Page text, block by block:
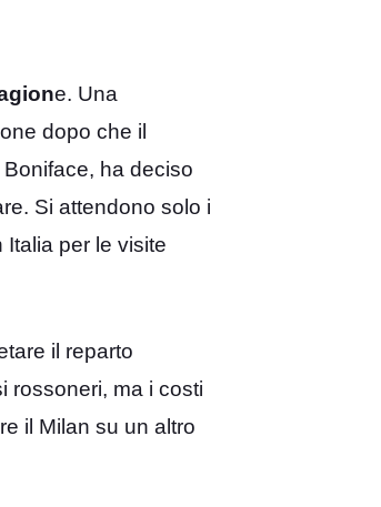
e. Una
dopo che il
ha deciso
Si attendono solo i
per le visite
il reparto
rossoneri, ma i costi
il Milan su un altro